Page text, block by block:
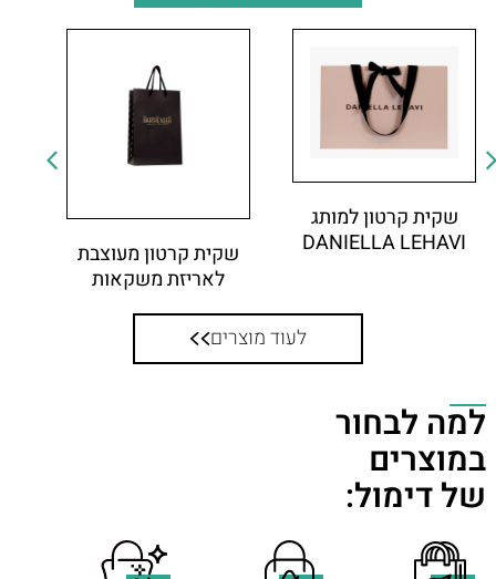
שקית קרטון למותג
DANIELLA LEHAVI
שקית קרטון מעוצבת
לאריזת משקאות
לעוד מוצרים
למה לבחור
במוצרים
של דימול: